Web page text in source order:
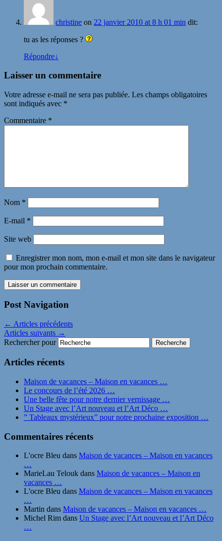
christine on 22 janvier 2010 at 8 h 01 min dit:
tu as les réponses ?
Répondre↓
Laisser un commentaire
Votre adresse e-mail ne sera pas publiée. Les champs obligatoires
sont indiqués avec *
Commentaire *
Nom *
E-mail *
Site web
Enregistrer mon nom, mon e-mail et mon site dans le navigateur
pour mon prochain commentaire.
Post Navigation
← Articles précédents
Articles suivants →
Rechercher pour
Articles récents
Maison de vacances – Maison en vacances …
Le concours de l’été 2026 …
Une belle fête pour notre dernier vernissage …
Un Stage avec l’Art nouveau et l’Art Déco …
” Tableaux mystérieux” pour notre prochaine exposition …
Commentaires récents
L'ocre Bleu dans Maison de vacances – Maison en vacances
…
MarieLau Telouk dans Maison de vacances – Maison en
vacances …
L'ocre Bleu dans Maison de vacances – Maison en vacances
…
Martin dans Maison de vacances – Maison en vacances …
Michel Rim dans Un Stage avec l’Art nouveau et l’Art Déco
…